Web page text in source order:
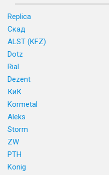
Replica
Скад
ALST (KFZ)
Dotz
Rial
Dezent
КиК
Kormetal
Aleks
Storm
ZW
PTH
Konig